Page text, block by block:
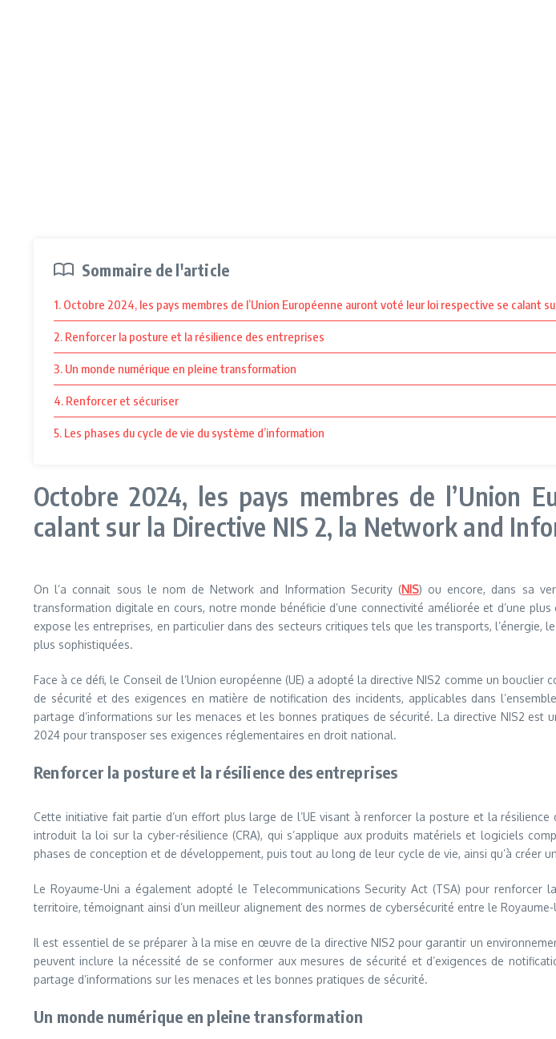
Sommaire de l'article
1. Octobre 2024, les pays membres de l’Union Européenne auront voté leur loi respective se calant
2. Renforcer la posture et la résilience des entreprises
3. Un monde numérique en pleine transformation
4. Renforcer et sécuriser
5. Les phases du cycle de vie du système d’information
Octobre 2024, les pays membres de l’Union
calant sur la Directive NIS 2, la Network and
On l’a connait sous le nom de Network and Information Security (NIS) ou encore, dans sa
transformation digitale en cours, notre monde bénéficie d’une connectivité améliorée et d’une
expose les entreprises, en particulier dans des secteurs critiques tels que les transports,
plus sophistiquées.
Face à ce défi, le Conseil de l’Union européenne (UE) a adopté la directive NIS2 comme un
de sécurité et des exigences en matière de notification des incidents, applicables dans
partage d’informations sur les menaces et les bonnes pratiques de sécurité. La directive NIS2
2024 pour transposer ses exigences réglementaires en droit national.
Renforcer la posture et la résilience des entreprises
Cette initiative fait partie d’un effort plus large de l’UE visant à renforcer la posture et la
introduit la loi sur la cyber-résilience (CRA), qui s’applique aux produits matériels et logiciels
phases de conception et de développement, puis tout au long de leur cycle de vie, ainsi qu’à
Le Royaume-Uni a également adopté le Telecommunications Security Act (TSA) pour
territoire, témoignant ainsi d’un meilleur alignement des normes de cybersécurité entre le Royaume-
Il est essentiel de se préparer à la mise en œuvre de la directive NIS2 pour garantir un
peuvent inclure la nécessité de se conformer aux mesures de sécurité et d’exigences de
partage d’informations sur les menaces et les bonnes pratiques de sécurité.
Un monde numérique en pleine transformation